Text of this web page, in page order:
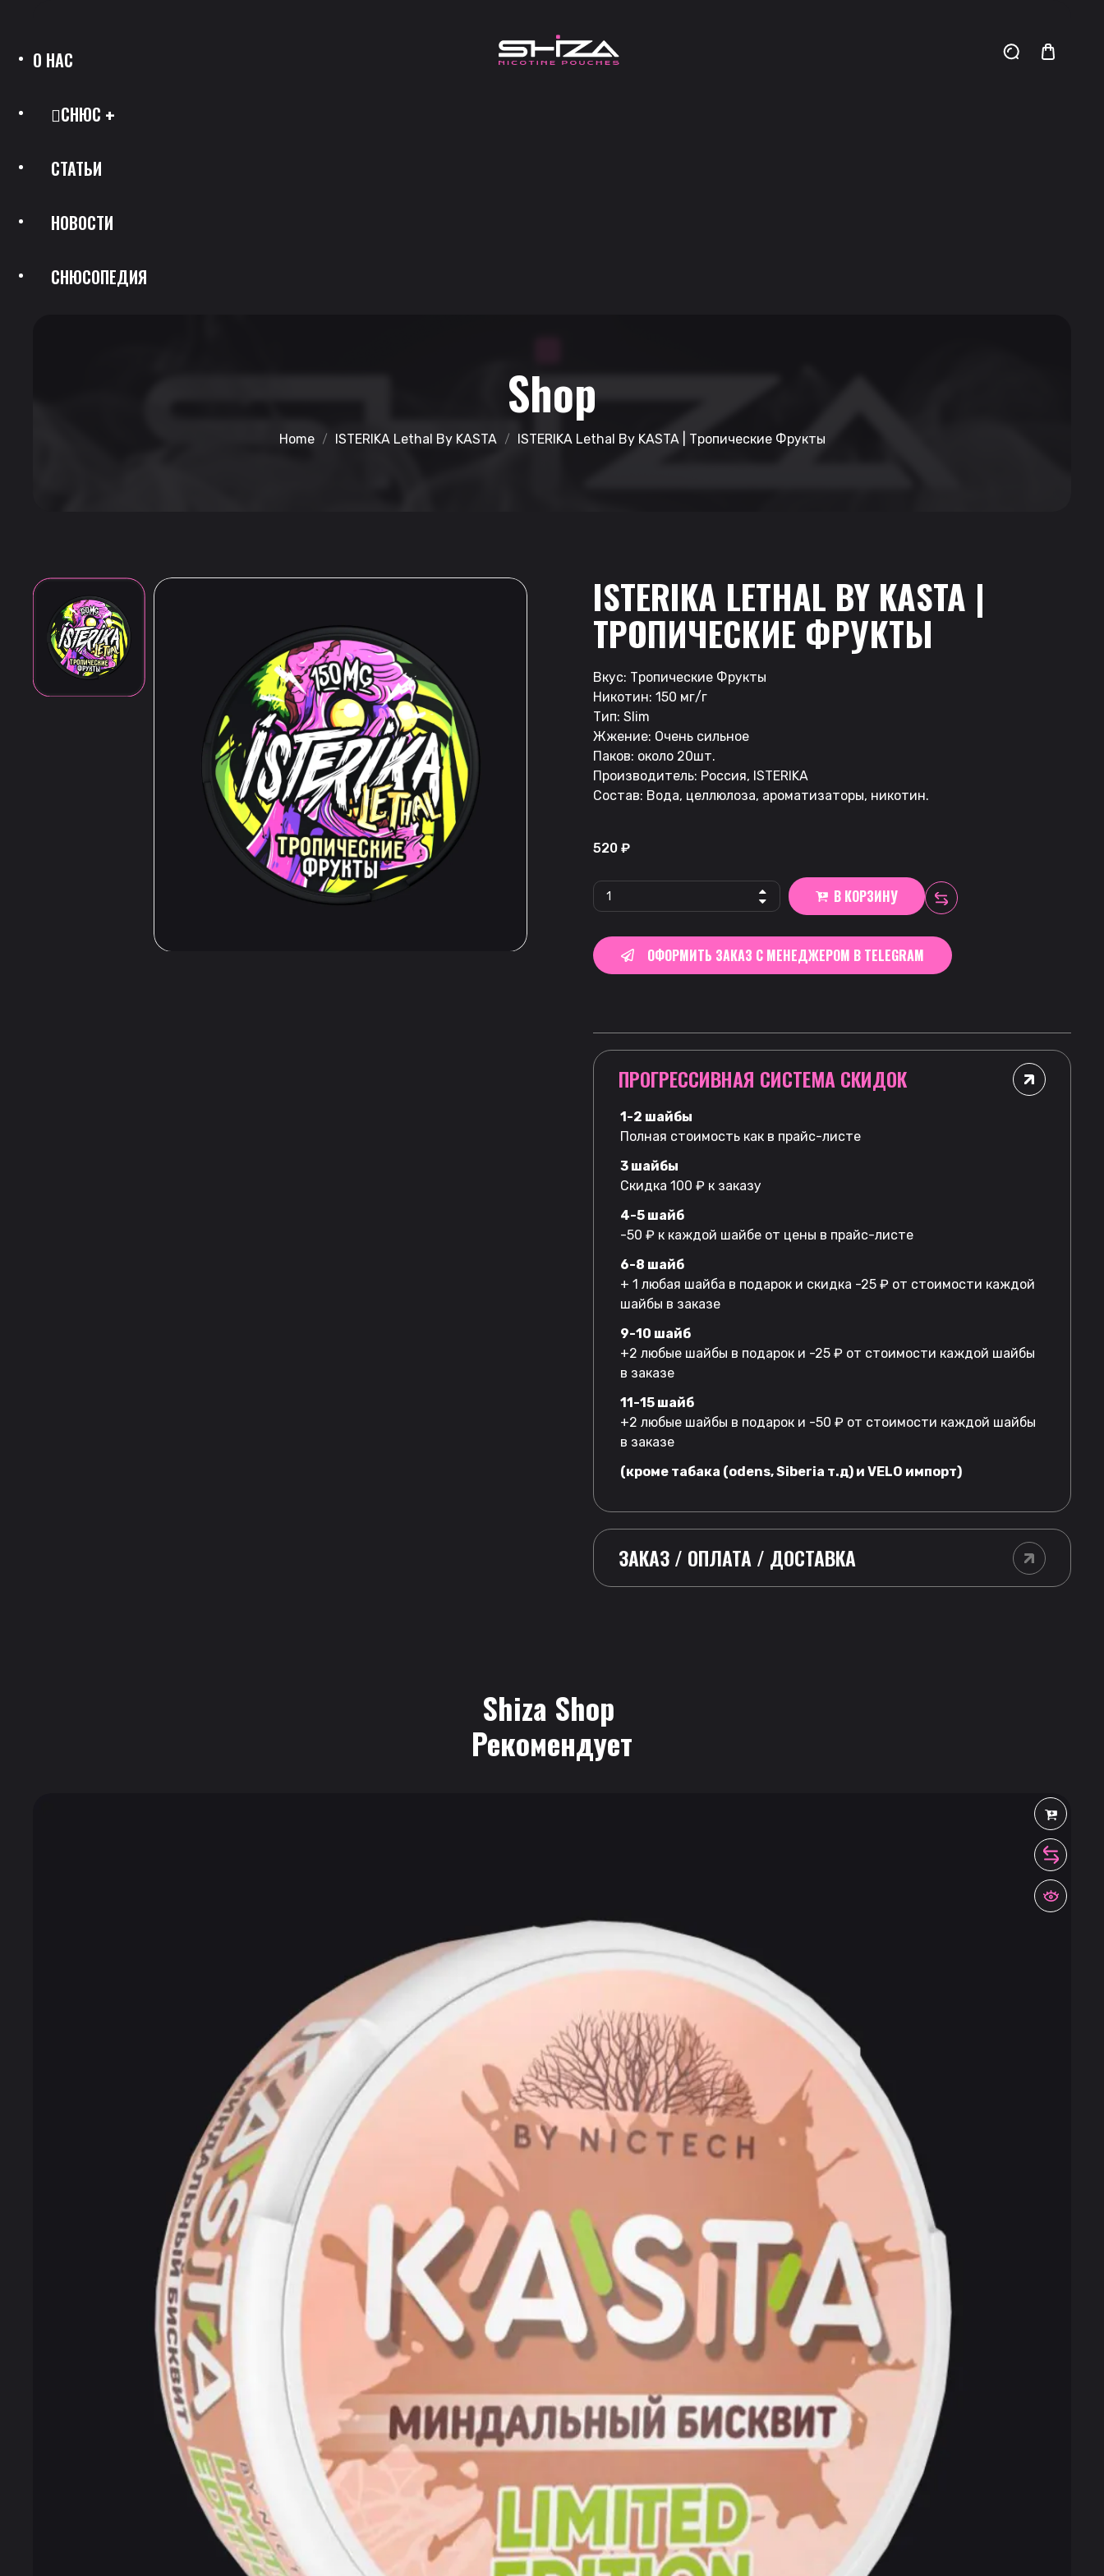
О НАС
СНЮС
СТАТЬИ
НОВОСТИ
СНЮСОПЕДИЯ
Shop
Home ISTERIKA Lethal By KASTA ISTERIKA Lethal By KASTA | Тропические Фрукты
ISTERIKA LETHAL BY KASTA |
ТРОПИЧЕСКИЕ ФРУКТЫ
Вкус: Тропические Фрукты
Никотин: 150 мг/г
Тип: Slim
Жжение: Очень сильное
Паков: около 20шт.
Производитель: Россия, ISTERIKA
Состав: Вода, целлюлоза, ароматизаторы, никотин.
520 ₽
В КОРЗИНУ
ОФОРМИТЬ ЗАКАЗ С МЕНЕДЖЕРОМ В TELEGRAM
ПРОГРЕССИВНАЯ СИСТЕМА СКИДОК
1-2 шайбы
Полная стоимость как в прайс-листе
3 шайбы
Скидка 100 ₽ к заказу
4-5 шайб
-50 ₽ к каждой шайбе от цены в прайс-листе
6-8 шайб
+ 1 любая шайба в подарок и скидка -25 ₽ от стоимости каждой
шайбы в заказе
9-10 шайб
+2 любые шайбы в подарок и -25 ₽ от стоимости каждой шайбы
в заказе
11-15 шайб
+2 любые шайбы в подарок и -50 ₽ от стоимости каждой шайбы
в заказе
(кроме табака (odens, Siberia т.д) и VELO импорт)
ЗАКАЗ / ОПЛАТА / ДОСТАВКА
Shiza Shop
Рекомендует